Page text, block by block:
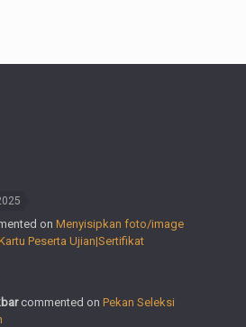
on Menyisipkan foto/image
Peserta Ujian|Sertifikat
commented on Pekan Seleksi